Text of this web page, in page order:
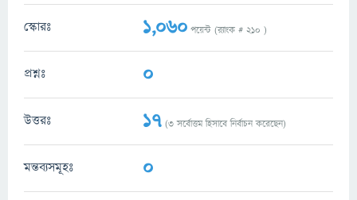
স্কোরঃ 1,060 পয়েন্ট (র‌্যাংক # 210 )
প্রশ্নঃ 0
উত্তরঃ 17 (3সর্বোত্তম হিসাবে নির্বাচন করেছেন)
মন্তব্যসমূহঃ 0